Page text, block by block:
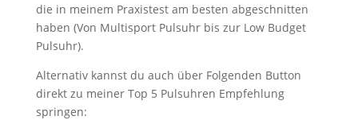
die in meinem Praxistest am besten abgeschnitten
haben (Von Multisport Pulsuhr bis zur Low Budget
Pulsuhr).
Alternativ kannst du auch über Folgenden Button
direkt zu meiner Top 5 Pulsuhren Empfehlung
springen: